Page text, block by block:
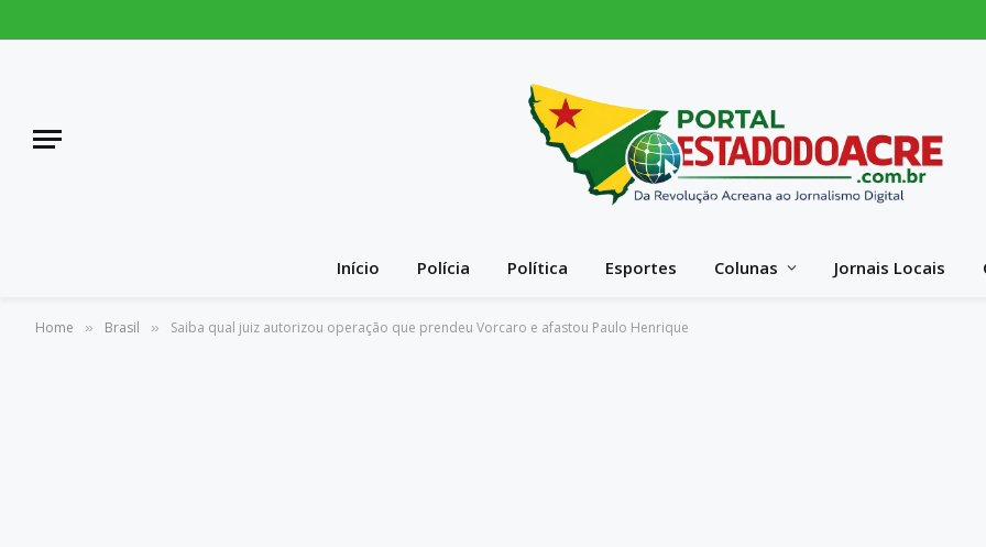
Início Polícia Política Esportes Colunas Jornais Locais
Home » Brasil » Saiba qual juiz autorizou operação que prendeu Vorcaro e afastou Paulo Henrique